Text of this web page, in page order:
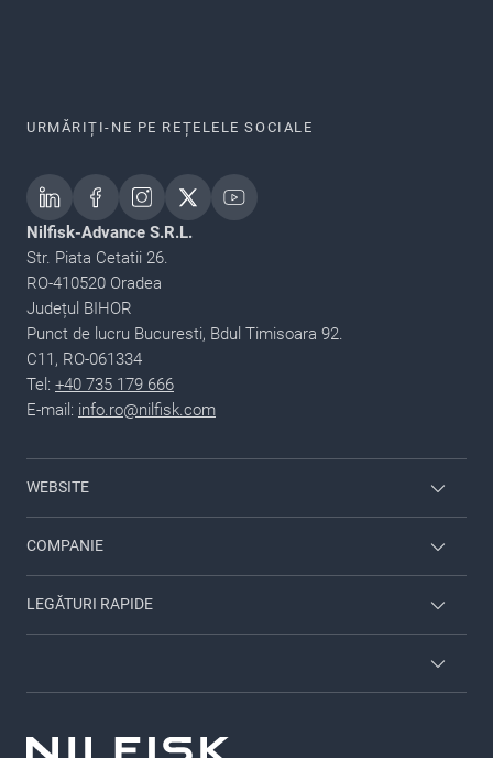
URMĂRIȚI-NE PE REȚELELE SOCIALE
Nilfisk-Advance S.R.L.
Str. Piata Cetatii 26.
RO-410520 Oradea
Județul BIHOR
Punct de lucru Bucuresti, Bdul Timisoara 92.
C11, RO-061334
Tel: +40 735 179 666
E-mail: info.ro@nilfisk.com
WEBSITE
Viper
COMPANIE
Despre Nilfisk
LEGĂTURI RAPIDE
Brosuri
Precizări legale